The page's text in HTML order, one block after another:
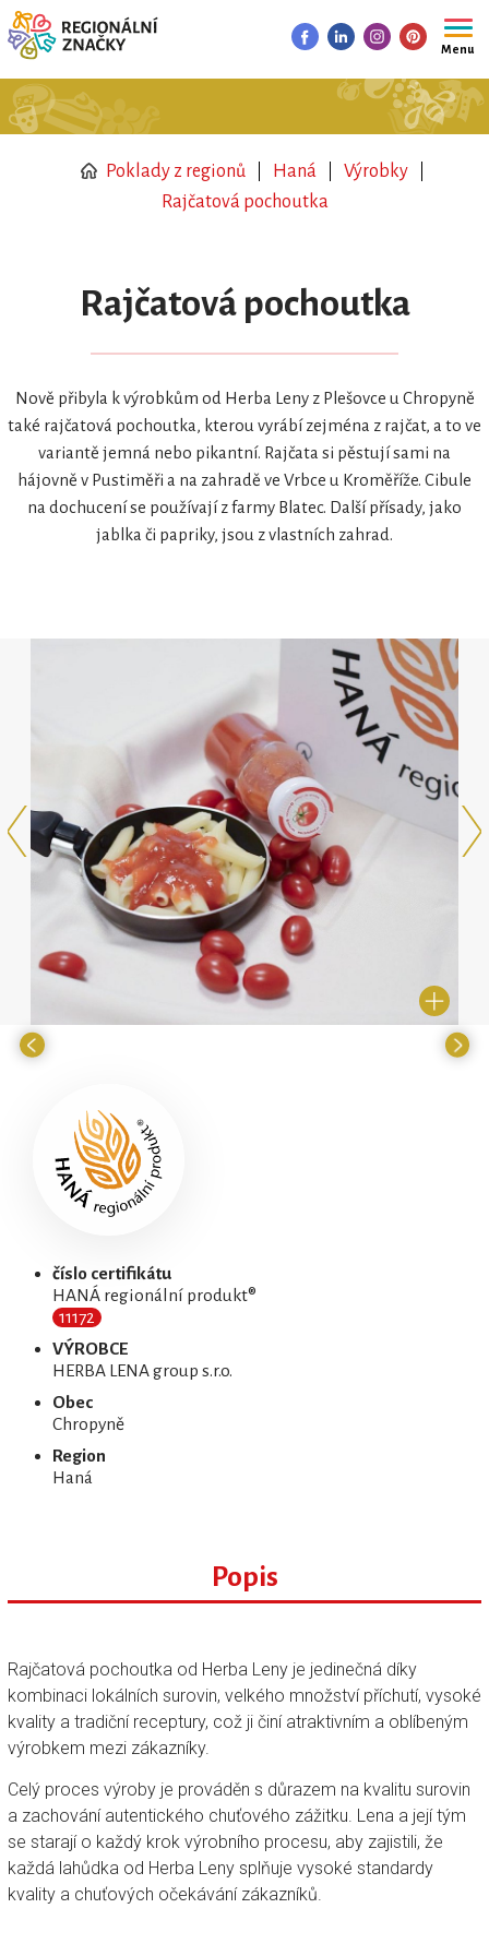
Menu
Poklady z regionů Haná
Výrobky
Rajčatová pochoutka
Rajčatová pochoutka
Nově přibyla k výrobkům od Herba Leny z Plešovce u Chropyně
také rajčatová pochoutka, kterou vyrábí zejména z rajčat, a to ve
variantě jemná nebo pikantní. Rajčata si pěstují sami na
hájovně v Pustiměři a na zahradě ve Vrbce u Kroměříže. Cibule
na dochucení se používají z farmy Blatec. Další přísady, jako
jablka či papriky, jsou z vlastních zahrad.
číslo certifikátu
HANÁ regionální produkt®
11172
VÝROBCE
HERBA LENA group s.r.o.
Obec
Chropyně
Region
Haná
Popis
Rajčatová pochoutka od Herba Leny je jedinečná díky
kombinaci lokálních surovin, velkého množství příchutí, vysoké
kvality a tradiční receptury, což ji činí atraktivním a oblíbeným
výrobkem mezi zákazníky.
Celý proces výroby je prováděn s důrazem na kvalitu surovin
a zachování autentického chuťového zážitku. Lena a její tým
se starají o každý krok výrobního procesu, aby zajistili, že
každá lahůdka od Herba Leny splňuje vysoké standardy
kvality a chuťových očekávání zákazníků.